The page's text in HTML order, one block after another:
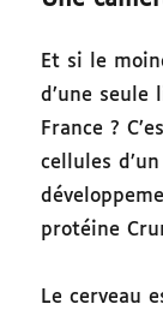
Et si le
d’une
France ?
cellules
protéine
Le cerveau